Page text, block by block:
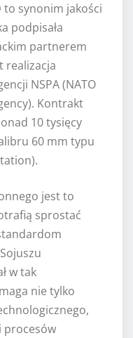
to synonim jakości
podpisała
partnerem
realizacja
NSPA (NATO
Kontrakt
10 tysięcy
60 mm typu
jest to
sprostać
w tak
nie tylko
procesów